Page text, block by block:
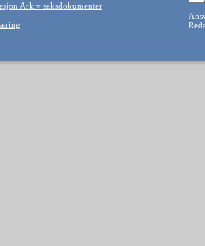
Arkiv saksdokumenter